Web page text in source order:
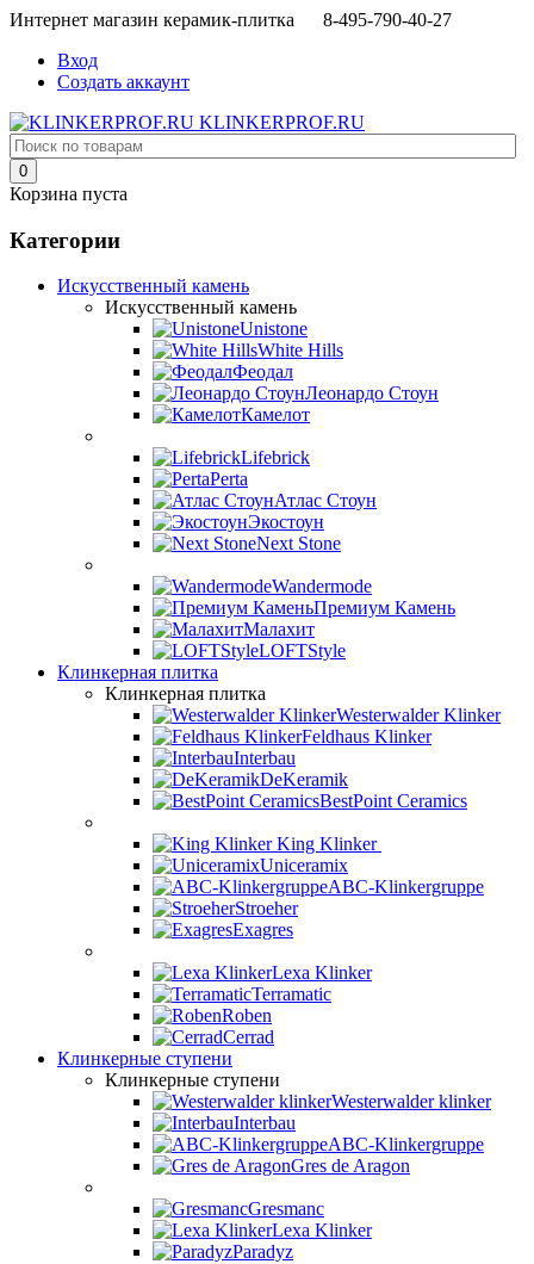
Интернет магазин керамик-плитка 8-495-790-40-27
Вход
Создать аккаунт
KLINKERPROF.RU
0
Корзина пуста
Категории
Искусственный камень
Искусственный камень
Unistone
White Hills
Феодал
Леонардо Стоун
Камелот
Lifebrick
Perta
Атлас Стоун
Экостоун
Next Stone
Wandermode
Премиум Камень
Малахит
LOFTStyle
Клинкерная плитка
Клинкерная плитка
Westerwalder Klinker
Feldhaus Klinker
Interbau
DeKeramik
BestPoint Ceramics
King Klinker
Uniceramix
ABC-Klinkergruppe
Stroeher
Exagres
Lexa Klinker
Terramatic
Roben
Cerrad
Клинкерные ступени
Клинкерные ступени
Westerwalder klinker
Interbau
ABC-Klinkergruppe
Gres de Aragon
Gresmanc
Lexa Klinker
Paradyz